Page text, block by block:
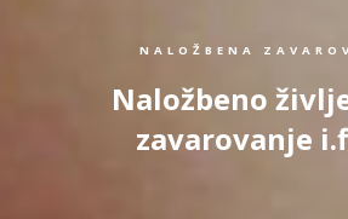
NALOŽBENA
Naložbeno
zavarovanje